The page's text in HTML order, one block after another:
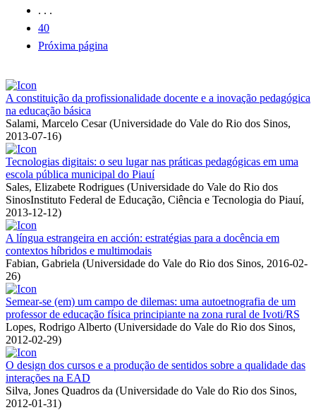
. . .
40
Próxima página
A constituição da profissionalidade docente e a inovação pedagógica
na educação básica
Salami, Marcelo Cesar (Universidade do Vale do Rio dos Sinos,
2013-07-16)
Tecnologias digitais: o seu lugar nas práticas pedagógicas em uma
escola pública municipal do Piauí
Sales, Elizabete Rodrigues (Universidade do Vale do Rio dos
SinosInstituto Federal de Educação, Ciência e Tecnologia do Piauí,
2013-12-12)
A língua estrangeira en acción: estratégias para a docência em
contextos híbridos e multimodais
Fabian, Gabriela (Universidade do Vale do Rio dos Sinos, 2016-02-
26)
Semear-se (em) um campo de dilemas: uma autoetnografia de um
professor de educação física principiante na zona rural de Ivoti/RS
Lopes, Rodrigo Alberto (Universidade do Vale do Rio dos Sinos,
2012-02-29)
O design dos cursos e a produção de sentidos sobre a qualidade das
interações na EAD
Silva, Jones Quadros da (Universidade do Vale do Rio dos Sinos,
2012-01-31)